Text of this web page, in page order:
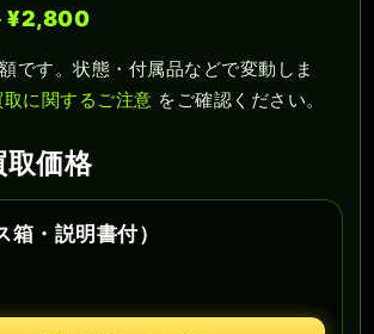
¥2,800
です。状態・付属品などで変動しま
取に関するご注意 をご確認ください。
取価格
箱・説明書付）